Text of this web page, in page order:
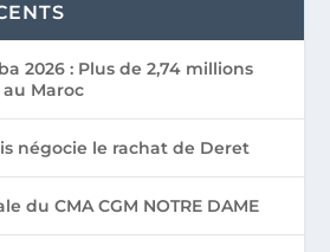
2026 : Plus de 2,74 millions
au Maroc
négocie le rachat de Deret
du CMA CGM NOTRE DAME